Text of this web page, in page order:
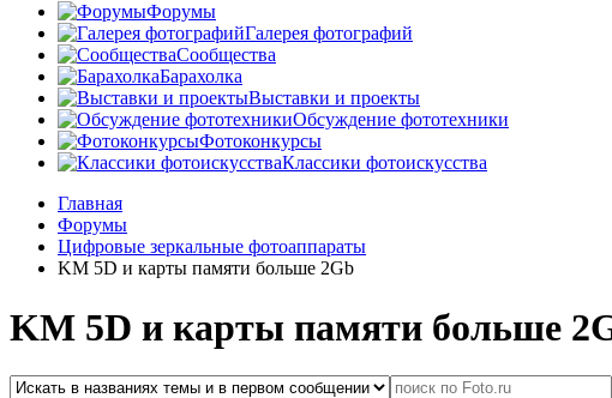
Форумы
Галерея фотографий
Сообщества
Барахолка
Выставки и проекты
Обсуждение фототехники
Фотоконкурсы
Классики фотоискусства
Главная
Форумы
Цифровые зеркальные фотоаппараты
KM 5D и карты памяти больше 2Gb
KM 5D и карты памяти больше